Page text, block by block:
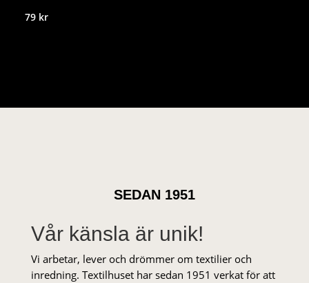
79 kr
SEDAN 1951
Vår känsla är unik!
Vi arbetar, lever och drömmer om textilier och
inredning. Textilhuset har sedan 1951 verkat för att